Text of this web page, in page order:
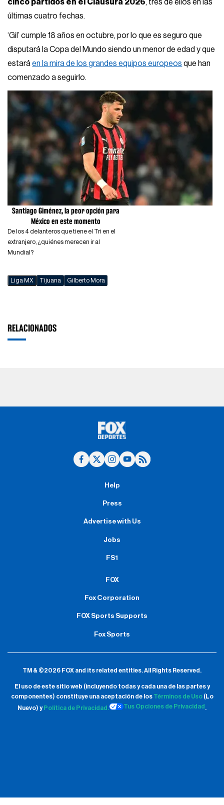
cinco partidos en el Clausura 2026, tres de ellos en las
últimas cuatro fechas.
‘Gil’ cumple 18 años en octubre, por lo que es seguro que
disputará la Copa del Mundo siendo un menor de edad y que
estaráen la mira de los grandes equipos europeos que han
comenzado a seguirlo.
Santiago Giménez, la peor opción para
México en este momento
De los 4 delanteros que tiene el Tri en el
extranjero, ¿quiénes merecen ir al
Mundial?
Liga MX Tijuana Gilberto Mora
RELACIONADOS
Help
Press
Advertise with Us
Jobs
FS1
FOX
Fox Corporation
FOX Sports Supports
Fox Sports
TM & ©2026 FOX and its related entities.All Rights Reserved.
El uso de este sitio web (incluyendo todas y cada una de las partes y
componentes) constituye una aceptación de los Términos de Uso(Lo
Nuevo) y Política de Privacidad. Tus Opciones de Privacidad .